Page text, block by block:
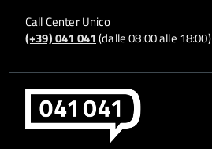
Call Center Unico
(+39) 041 041(dalle 08:00 alle 18:00)